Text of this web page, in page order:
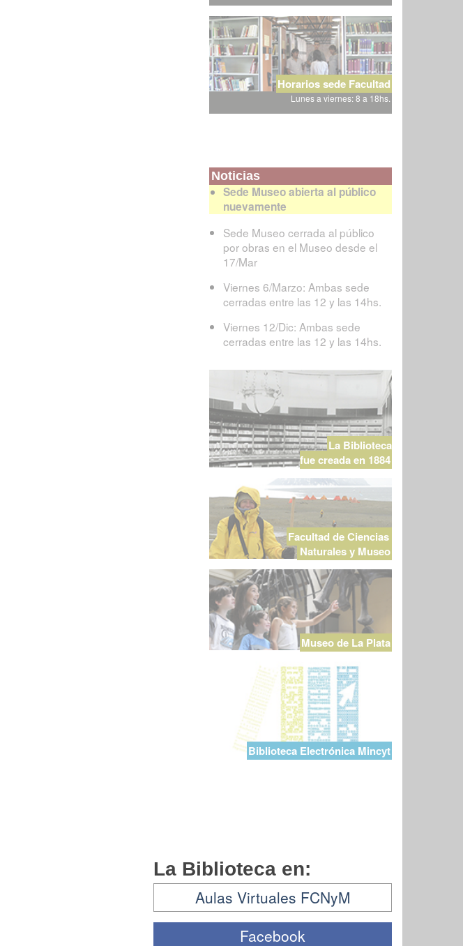
Horarios sede Facultad
Lunes a viernes: 8 a 18hs.
Noticias
Sede Museo abierta al público
nuevamente
Sede Museo cerrada al público
por obras en el Museo desde el
17/Mar
Viernes 6/Marzo: Ambas sede
cerradas entre las 12 y las 14hs.
Viernes 12/Dic: Ambas sede
cerradas entre las 12 y las 14hs.
La Biblioteca
fue creada en 1884
Facultad de Ciencias
Naturales y Museo
Museo de La Plata
Biblioteca Electrónica Mincyt
La Biblioteca en:
Aulas Virtuales FCNyM
Facebook